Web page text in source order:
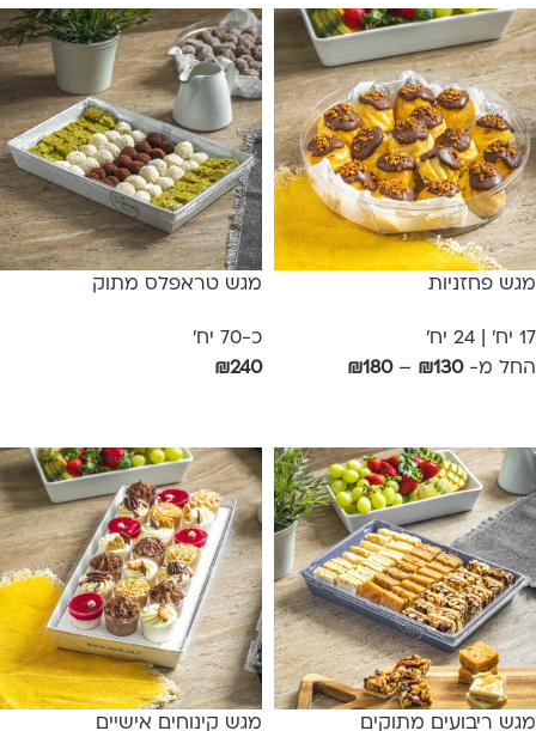
מגש פחזניות
17 יח' | 24 יח'
החל מ-
₪130
–
₪180
מגש טראפלס מתוק
כ-70 יח'
₪240
מגש ריבועים מתוקים מגש קינוחים אישיים